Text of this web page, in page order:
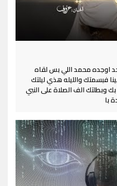
اوجده محمد اللي بس لقاه
فبسمتك والليله هذي ليلتك
وبطلتك الف الصلاة على النبي
با